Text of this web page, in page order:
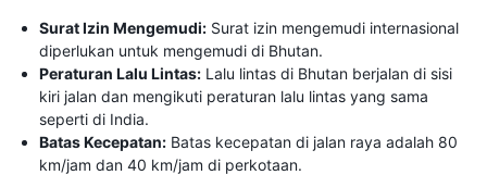
Surat Izin Mengemudi: Surat izin mengemudi internasional
diperlukan untuk mengemudi di Bhutan.
Peraturan Lalu Lintas: Lalu lintas di Bhutan berjalan di sisi
kiri jalan dan mengikuti peraturan lalu lintas yang sama
seperti di India.
Batas Kecepatan: Batas kecepatan di jalan raya adalah 80
km/jam dan 40 km/jam di perkotaan.